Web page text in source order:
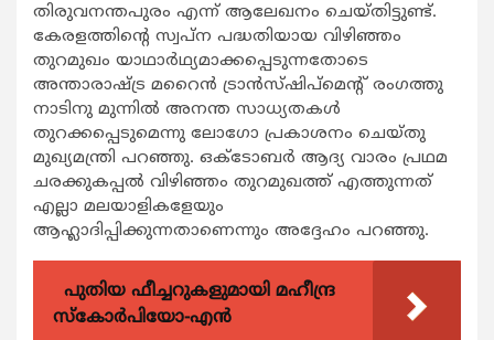
തിരുവനന്തപുരം എന്ന് ആലേഖനം ചെയ്തിട്ടുണ്ട്.
കേരളത്തിന്റെ സ്വപ്ന പദ്ധതിയായ വിഴിഞ്ഞം
തുറമുഖം യാഥാർഥ്യമാക്കപ്പെടുന്നതോടെ
അന്താരാഷ്ട്ര മറൈൻ ട്രാൻസ്ഷിപ്മെന്റ് രംഗത്തു
നാടിനു മുന്നിൽ അനന്ത സാധ്യതകൾ
തുറക്കപ്പെടുമെന്നു ലോഗോ പ്രകാശനം ചെയ്തു
മുഖ്യമന്ത്രി പറഞ്ഞു. ഒക്ടോബർ ആദ്യ വാരം പ്രഥമ
ചരക്കുകപ്പൽ വിഴിഞ്ഞം തുറമുഖത്ത് എത്തുന്നത്
എല്ലാ മലയാളികളേയും
ആഹ്ലാദിപ്പിക്കുന്നതാണെന്നും അദ്ദേഹം പറഞ്ഞു.
പുതിയ ഫീച്ചറുകളുമായി മഹീന്ദ്ര
സ്കോർപിയോ-എൻ